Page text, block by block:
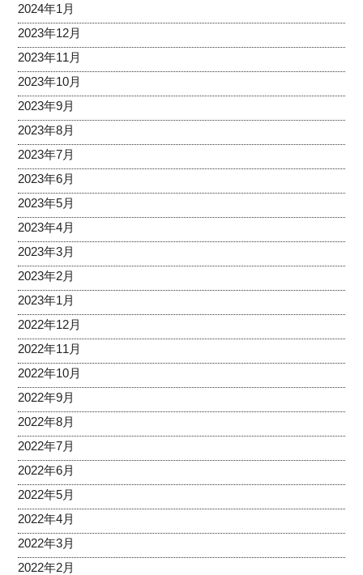
2024年1月
2023年12月
2023年11月
2023年10月
2023年9月
2023年8月
2023年7月
2023年6月
2023年5月
2023年4月
2023年3月
2023年2月
2023年1月
2022年12月
2022年11月
2022年10月
2022年9月
2022年8月
2022年7月
2022年6月
2022年5月
2022年4月
2022年3月
2022年2月